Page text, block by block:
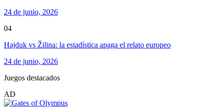
24 de junio, 2026
04
Hajduk vs Žilina: la estadística apaga el relato europeo
24 de junio, 2026
Juegos destacados
AD